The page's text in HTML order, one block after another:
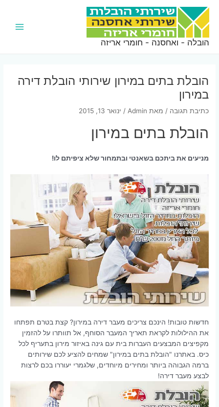
הובלה - ואחסנה - חומרי אריזה
הובלת בתים במירון שירותי הובלת דירה
במירון
כתיבת תגובה / מאת Admin
/ ינואר 13, 2015
הובלת בתים במירון
מניעים את ביתכם בשאנטי ובתמחור שלא ציפיתם לו!
חדשות טובות! הינכם צריכים מעבר דירה במירון? קצת בטרם תפתחו
את ההילולות לקראת תאריך המעבר הסוחף, אל תוותרו על להזמין
מקפיצים המבצעים העברות בית עם גינה באיזור מירון בתעריף לכל
כיס. באתרנו "הובלת בתים במירון" שמחים להציע לכם שירותים
ברמה הגבוהה ביותר ומחירים מיוחדים, שלגמרי יעוררו בכם לרצות
לבצע מעבר דירה!